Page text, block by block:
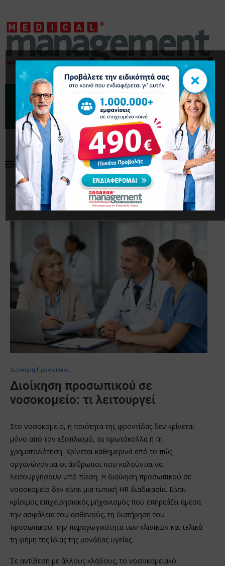
Home Διοίκηση Προσωπικού
προσωπικού σε νοσοκομείο: τι λειτουργεί
Διοίκηση Προσωπικού
Διοίκηση προσωπικού σε
νοσοκομείο: τι λειτουργεί
Στο νοσοκομείο, η ποιότητα της φροντίδας δεν κρίνεται
μόνο από τον εξοπλισμό, τα πρωτόκολλα ή τη
χρηματοδότηση. Κρίνεται καθημερινά από το πώς
οργανώνονται οι άνθρωποι που καλούνται να
λειτουργήσουν υπό πίεση. Η διοίκηση προσωπικού σε
νοσοκομείο δεν είναι μια τυπική HR διαδικασία. Είναι
κρίσιμος επιχειρησιακός μηχανισμός που επηρεάζει άμεσα
την ασφάλεια του ασθενούς, τη διατήρηση του
προσωπικού, την παραγωγικότητα των κλινικών και τελικά
τη φήμη της ίδιας της μονάδας υγείας.
Σε αντίθεση με άλλους κλάδους, το νοσοκομειακό
×
×